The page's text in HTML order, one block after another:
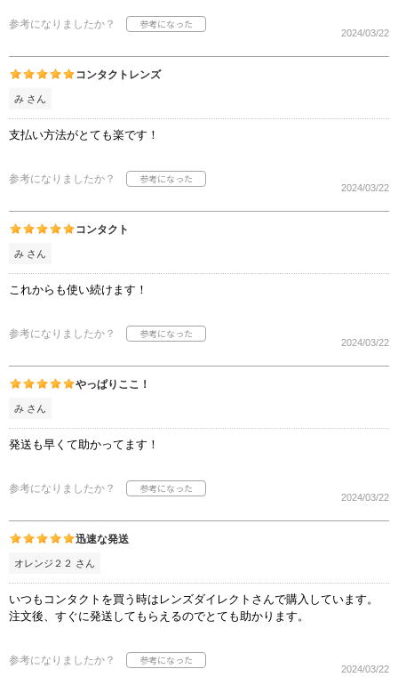
参考になりましたか？
2024/03/22
コンタクトレンズ
み さん
支払い方法がとても楽です！
参考になりましたか？
2024/03/22
コンタクト
み さん
これからも使い続けます！
参考になりましたか？
2024/03/22
やっぱりここ！
み さん
発送も早くて助かってます！
参考になりましたか？
2024/03/22
迅速な発送
オレンジ２２ さん
いつもコンタクトを買う時はレンズダイレクトさんで購入しています。
注文後、すぐに発送してもらえるのでとても助かります。
参考になりましたか？
2024/03/22